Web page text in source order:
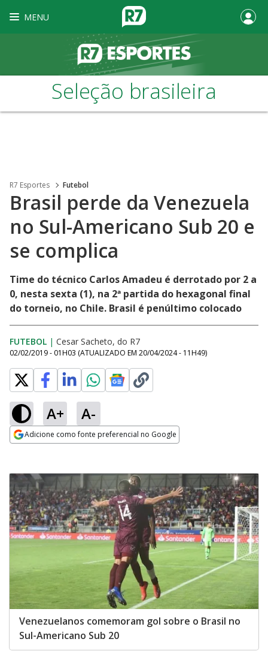
MENU
Seleção brasileira
R7 Esportes Futebol
Brasil perde da Venezuela
no Sul-Americano Sub 20 e
se complica
Time do técnico Carlos Amadeu é derrotado por 2 a
0, nesta sexta (1), na 2ª partida do hexagonal final
do torneio, no Chile. Brasil é penúltimo colocado
FUTEBOL | Cesar Sacheto, do R7
02/02/2019 - 01H03 (ATUALIZADO EM 20/04/2024 - 11H49)
A+ A-
Adicione como fonte preferencial no Google
Venezuelanos comemoram gol sobre o Brasil no
Sul-Americano Sub 20